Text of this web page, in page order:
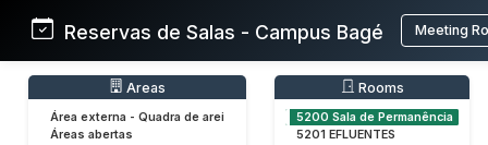
Reservas de Salas - Campus Bagé Meeting
Areas
Área externa - Quadra de arei
Áreas abertas
Rooms
5200 Sala de Permanência
5201 EFLUENTES